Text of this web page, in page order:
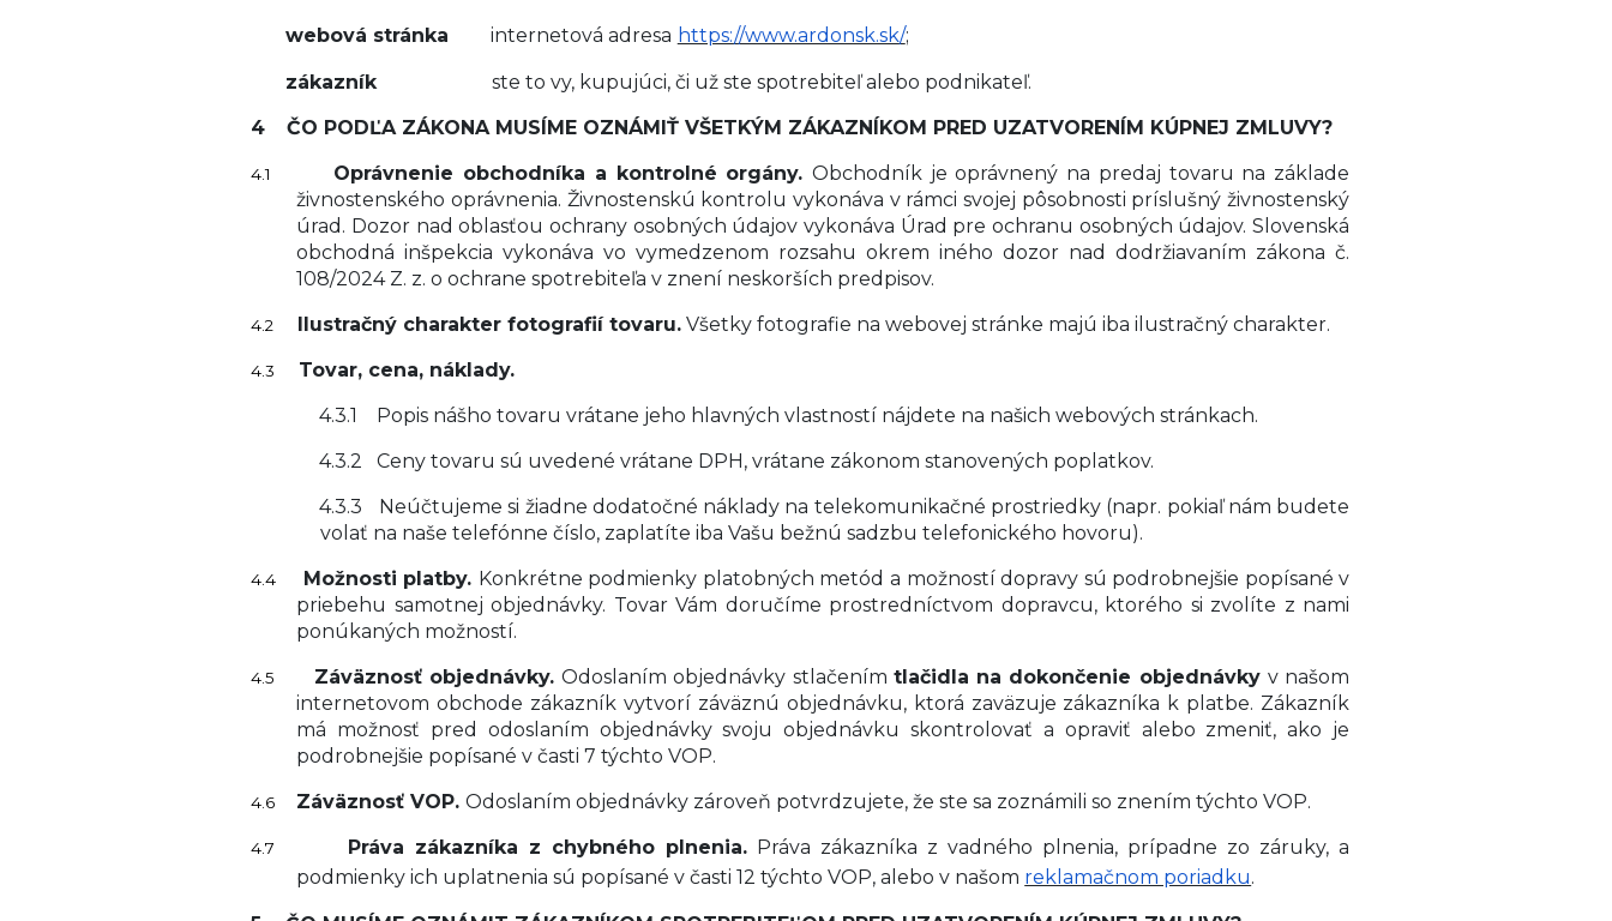
webová stránka internetová adresa https://www.ardonsk.sk/;
zákazníkste to vy, kupujúci, či už ste spotrebiteľ alebo podnikateľ.
4
ČO PODĽA ZÁKONA MUSÍME OZNÁMIŤ VŠETKÝM ZÁKAZNÍKOM PRED UZATVORENÍM KÚPNEJ ZMLUVY?
4.1 Oprávnenie obchodníka a kontrolné orgány. Obchodník je oprávnený na predaj tovaru na základe
živnostenského oprávnenia. Živnostenskú kontrolu vykonáva v rámci svojej pôsobnosti príslušný živnostenský
úrad. Dozor nad oblasťou ochrany osobných údajov vykonáva Úrad pre ochranu osobných údajov. Slovenská
obchodná inšpekcia vykonáva vo vymedzenom rozsahu okrem iného dozor nad dodržiavaním zákona č.
108/2024 Z. z. o ochrane spotrebiteľa v znení neskorších predpisov.
4.2 Ilustračný charakter fotografií tovaru. Všetky fotografie na webovej stránke majú iba ilustračný charakter.
4.3
Tovar, cena, náklady.
4.3.1
Popis nášho tovaru vrátane jeho hlavných vlastností nájdete na našich webových stránkach.
4.3.2
Ceny tovaru sú uvedené vrátane DPH, vrátane zákonom stanovených poplatkov.
4.3.3
Neúčtujeme si žiadne dodatočné náklady na telekomunikačné prostriedky (napr. pokiaľ nám budete
volať na naše telefónne číslo, zaplatíte iba Vašu bežnú sadzbu telefonického hovoru).
4.4 Možnosti platby. Konkrétne podmienky platobných metód a možností dopravy sú podrobnejšie popísané v
priebehu samotnej objednávky. Tovar Vám doručíme prostredníctvom dopravcu, ktorého si zvolíte z nami
ponúkaných možností.
4.5 Záväznosť objednávky.Odoslaním objednávky stlačením tlačidla na dokončenie objednávky v našom
internetovom obchode zákazník vytvorí záväznú objednávku, ktorá zaväzuje zákazníka k platbe. Zákazník
má možnosť pred odoslaním objednávky svoju objednávku skontrolovať a opraviť alebo zmeniť, ako je
podrobnejšie popísané v časti 7 týchto VOP.
4.6 Záväznosť VOP.Odoslaním objednávky zároveň potvrdzujete, že ste sa zoznámili so znením týchto VOP.
4.7 Práva zákazníka z chybného plnenia.Práva zákazníka z vadného plnenia, prípadne zo záruky, a
podmienky ich uplatnenia sú popísané v časti 12 týchto VOP, alebo v našom reklamačnom poriadku.